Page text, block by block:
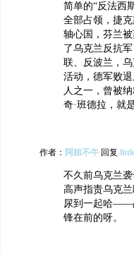
简单的“反法西
全部占领，捷
轴心国，芬兰
了乌克兰反抗
联、反波兰，
活动，德军败
人之一，曾被
奇·班德拉，就
作者： 阿妞不牛 回复
不久前乌克兰
高声指责乌克
尿到一起哈——
锋在前的呀。